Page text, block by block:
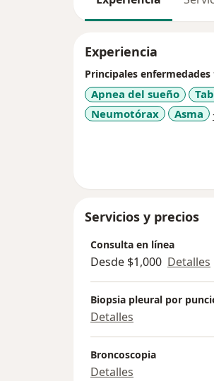
Experiencia
Principales
Apnea del sueño
Neumotórax
Asma
Servicios y precios
Consulta en línea
Desde $1,000 Detalles
Biopsia pleural por
Detalles
Broncoscopia
Detalles